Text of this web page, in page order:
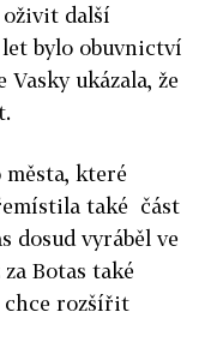
další
let bylo obuvnictví
ukázala, že
které
také část
dosud vyráběl ve
Botas také
chce rozšířit